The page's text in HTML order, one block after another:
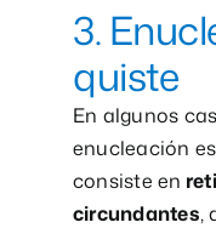
3.
quiste
En algunos
enucleación
consiste en
circundantes,